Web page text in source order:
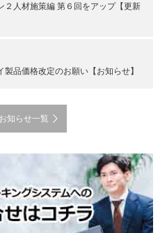
２人材施策編 第６回をアップ【更新
品価格改定のお願い【お知らせ】
知らせ一覧